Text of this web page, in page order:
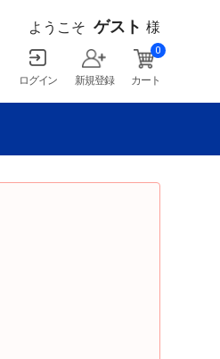
ようこそ ゲスト 様
ログイン 新規登録 カート
0